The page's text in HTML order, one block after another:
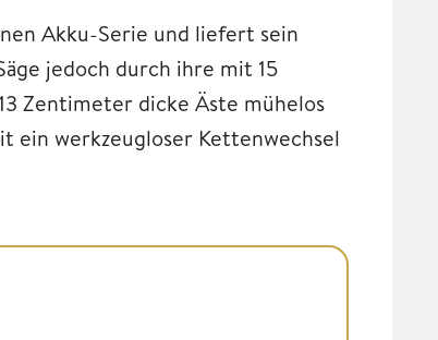
Akku-Serie und liefert sein
jedoch durch ihre mit 15
Zentimeter dicke Äste mühelos
ein werkzeugloser Kettenwechsel